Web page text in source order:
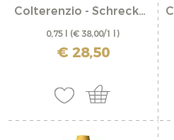
Colterenzio - Schreckbichl
0,75 l (€ 38,00/1 l)
incl. IVA più costi di spedizione
€ 28,50